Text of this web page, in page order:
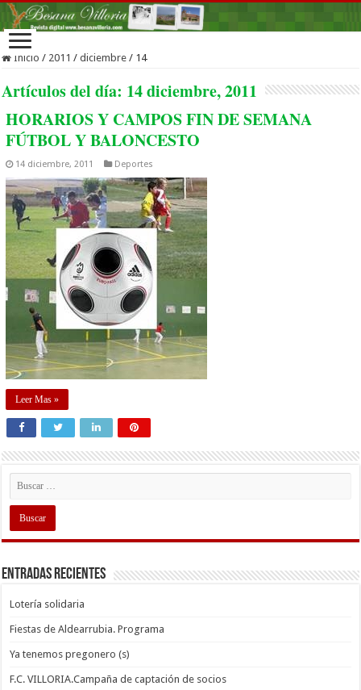
Inicio / 2011 / diciembre / 14
Artículos del día: 14 diciembre, 2011
HORARIOS Y CAMPOS FIN DE SEMANA
FÚTBOL Y BALONCESTO
14 diciembre, 2011 Deportes
Leer Mas »
Entradas recientes
Lotería solidaria
Fiestas de Aldearrubia. Programa
Ya tenemos pregonero (s)
F.C. VILLORIA.Campaña de captación de socios